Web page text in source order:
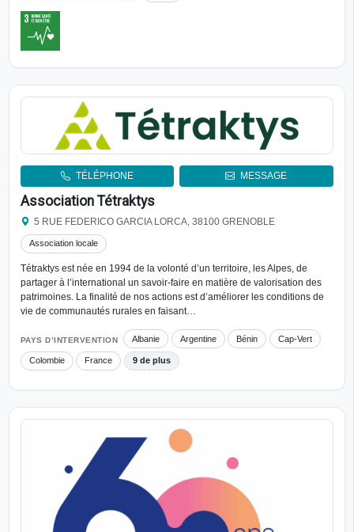
TÉLÉPHONE MESSAGE
Association Tétraktys
5 RUE FEDERICO GARCIA LORCA, 38100 GRENOBLE
Association locale
Tétraktys est née en 1994 de la volonté d’un territoire, les Alpes, de
partager à l’international un savoir-faire en matière de valorisation des
patrimoines. La finalité de nos actions est d’améliorer les conditions de
vie de communautés rurales en faisant…
PAYS D’INTERVENTION Albanie Argentine Bénin Cap-Vert
Colombie France 9 de plus